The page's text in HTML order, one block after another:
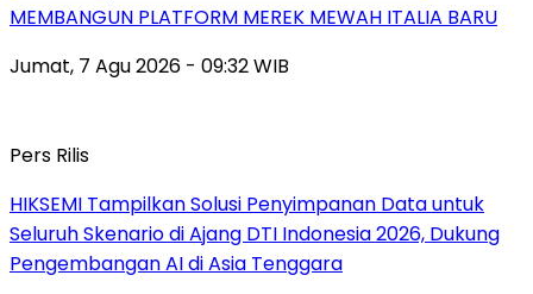
MEMBANGUN PLATFORM MEREK MEWAH ITALIA BARU
Jumat, 7 Agu 2026 - 09:32 WIB
Pers Rilis
HIKSEMI Tampilkan Solusi Penyimpanan Data untuk
Seluruh Skenario di Ajang DTI Indonesia 2026, Dukung
Pengembangan AI di Asia Tenggara